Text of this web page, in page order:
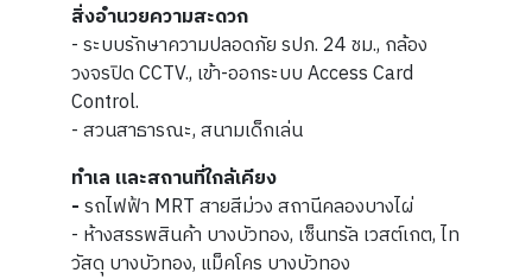
สิ่งอำนวยความสะดวก
- ระบบรักษาความปลอดภัย รปภ. 24 ชม., กล้อง
วงจรปิด CCTV., เข้า-ออกระบบ Access Card
Control.
- สวนสาธารณะ, สนามเด็กเล่น
ทำเล และสถานที่ใกล้เคียง
-รถไฟฟ้า MRT สายสีม่วง สถานีคลองบางไผ่
- ห้างสรรพสินค้า บางบัวทอง, เซ็นทรัล เวสต์เกต, ไท
วัสดุ บางบัวทอง, แม็คโคร บางบัวทอง